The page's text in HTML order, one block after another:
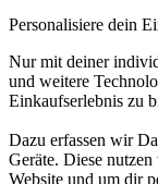
Personalisiere dein
Nur mit deiner
und weitere
Einkaufserlebnis zu
Dazu erfassen wir
Geräte. Diese
Website und um dir